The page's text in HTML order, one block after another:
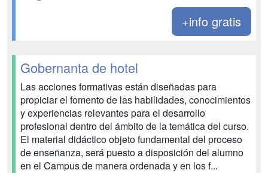
+info gratis
Gobernanta de hotel
Las acciones formativas están diseñadas para
propiciar el fomento de las habilidades, conocimientos
y experiencias relevantes para el desarrollo
profesional dentro del ámbito de la temática del curso.
El material didáctico objeto fundamental del proceso
de enseñanza, será puesto a disposición del alumno
en el Campus de manera ordenada y en los f...